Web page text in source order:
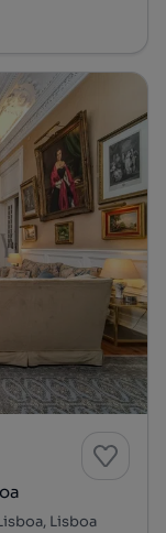
Lisboa